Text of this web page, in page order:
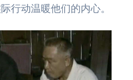
行动温暖他们的内心。